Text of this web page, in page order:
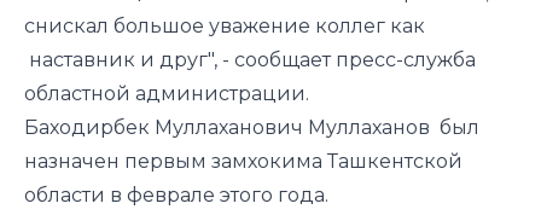
снискал большое уважение коллег как
наставник и друг", - сообщает пресс-служба
областной администрации.
Баходирбек Муллаханович Муллаханов был
назначен первым замхокима Ташкентской
области в феврале этого года.